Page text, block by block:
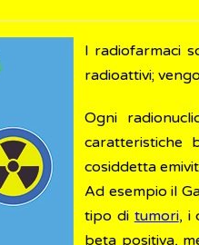
I radiofarmaci
radioattivi;
Ogni
caratteristiche
cosiddetta
Ad esempio il
tipo di tumori, i
beta positiva,